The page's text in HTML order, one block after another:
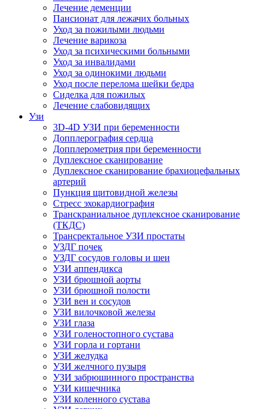
Лечение деменции
Пансионат для лежачих больных
Уход за пожилыми людьми
Лечение варикоза
Уход за психическими больными
Уход за инвалидами
Уход за одинокими людьми
Уход после перелома шейки бедра
Сиделка для пожилых
Лечение слабовидящих
Узи
3D-4D УЗИ при беременности
Допплерография сердца
Допплерометрия при беременности
Дуплексное сканирование
Дуплексное сканирование брахиоцефальных
артерий
Пункция щитовидной железы
Стресс эхокардиография
Транскраниальное дуплексное сканирование
(ТКДС)
Трансректальное УЗИ простаты
УЗДГ почек
УЗДГ сосудов головы и шеи
УЗИ аппендикса
УЗИ брюшной аорты
УЗИ брюшной полости
УЗИ вен и сосудов
УЗИ вилочковой железы
УЗИ глаза
УЗИ голеностопного сустава
УЗИ горла и гортани
УЗИ желудка
УЗИ желчного пузыря
УЗИ забрюшинного пространства
УЗИ кишечника
УЗИ коленного сустава